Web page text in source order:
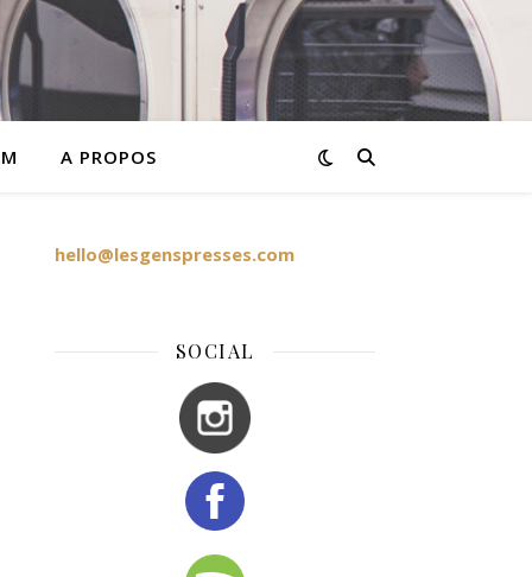
A PROPOS
hello@lesgenspresses.com
SOCIAL